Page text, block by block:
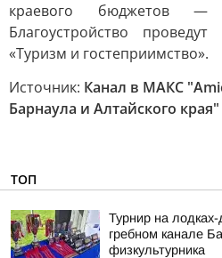
краевого бюджетов
Благоустройство
«Туризм и гостеприимство».
Источник: Канал в МАКС
Барнаула и Алтайского края"
ТОП
Турнир на
гребном канале
физкультурника